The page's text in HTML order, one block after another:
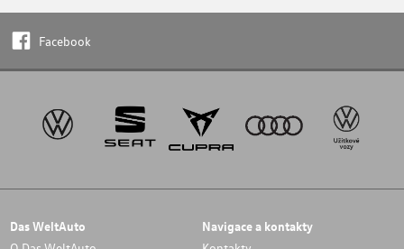
Facebook
Das WeltAuto Navigace a kontakty